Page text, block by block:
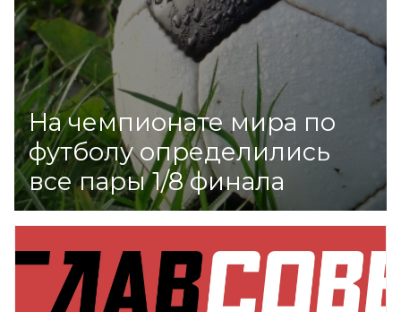
На чемпионате мира по
футболу определились
все пары 1/8 финала